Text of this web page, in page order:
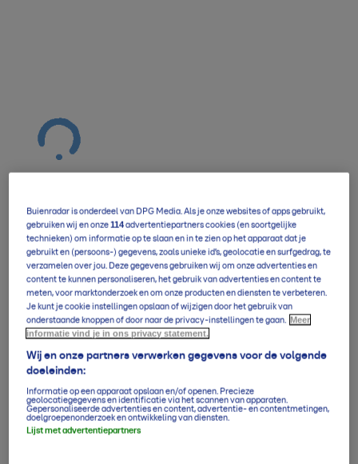
Verwachting overzicht
5-daagse per uur
14-daagse verwachting
Klimaatgemiddelden
Buienradar is onderdeel van DPG Media. Als je onze websites of apps gebruikt,
gebruiken wij en onze114advertentiepartners cookies (en soortgelijke
technieken) om informatie op te slaan en in te zien op het apparaat dat je
gebruikt en (persoons-) gegevens, zoals unieke id’s, geolocatie en surfgedrag, te
verzamelen over jou. Deze gegevens gebruiken wij om onze advertenties en
content te kunnen personaliseren, het gebruik van advertenties en content te
meten, voor marktonderzoek en om onze producten en diensten te verbeteren.
Je kunt je cookie instellingen opslaan of wijzigen door het gebruik van
onderstaande knoppen of door naar de privacy-instellingen te gaan. Meer
informatie vind je in ons privacy statement.
Wij en onze partners verwerken gegevens voor de volgende
doeleinden:
Informatie op een apparaat opslaan en/of openen. Precieze
geolocatiegegevens en identificatie via het scannen van apparaten.
Gepersonaliseerde advertenties en content, advertentie- en contentmetingen,
doelgroepenonderzoek en ontwikkeling van diensten.
Lijst met advertentiepartners